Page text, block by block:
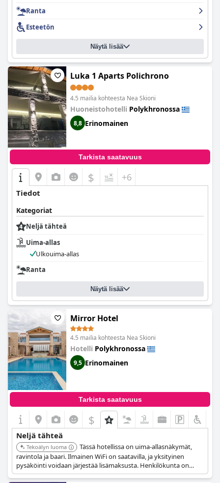
tekee siitä täydellisen pakopaikan lapsiperheille, jotka haluavat
turvallisen ja rauhoittavan loman. Kaiken kaikkiaan
lupaa mukavan, hygieenisen ja nautinnollisen oleskelun
kaikentyyppisille matkailijoille.
Ranta
Esteetön
Näytä lisää
Luka 1 Aparts Polichrono
4.5 mailia kohteesta Nea Skioni
Huoneistohotelli Polykhronossa
8,8 Erinomainen
Tarkista saatavuus
$ +6
Tiedot
Kategoriat
Neljä tähteä
Uima-allas
Ulkouima-allas
Ranta
Näytä lisää
Mirror Hotel
4.5 mailia kohteesta Nea Skioni
Hotelli Polykhronossa
9,5 Erinomainen
Tarkista saatavuus
$
Neljä tähteä
Tekoälyn luoma
Tässä hotellissa on uima-allasnäkymät,
ravintola ja baari. Ilmainen WiFi on saatavilla, ja yksityinen
pysäköinti voidaan järjestää lisämaksusta. Henkilökunta on
avulias ja hotelli on puhdas ja ajan tasalla.